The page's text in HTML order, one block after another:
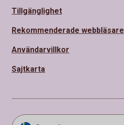
Tillgänglighet
Rekommenderade webbläsare
Användarvillkor
Sajtkarta